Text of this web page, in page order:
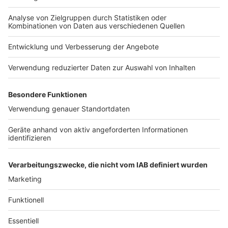
bekommt ihr 20 % Rabatt
auf alle Kleidungsstücke.
euch hochwertige und
https://www.7days.de/nota
ufnahme WERBUNG Hier
Werbepartnern und
„NotAufnahme“:
https://linktr.ee/notaufnah
Schickt gerne eine E-Mail
Werbepartnern und „NotAufnahme“:
https://linktr.ee/notaufnahme Ihr möchtet
Werbung in diesem Podcast schalten? Schickt
gerne eine E-Mail an: hallo@podever.de
Nutzungsbedingungen
Jobs
Presse
Werben
Archiv
ANTENNE BAYERN GROUP
Stiftung ANTENNE BAYERN
hilft
Teilnahmebedingungen
Grounding Page ANTENNE
BAYERN
Kontakt
Studio-Hotline
Verkehrs-Hotline
Datenschutz­erklärung